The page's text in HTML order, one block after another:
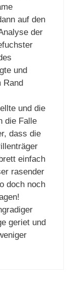
auf den
der
und
Rand
und die
die Falle
dass die
einfach
rasender
doch noch
geriet und